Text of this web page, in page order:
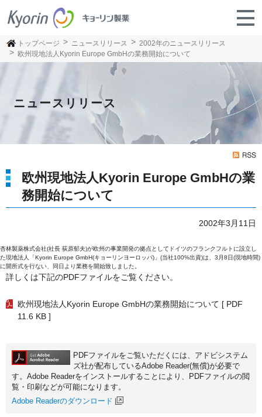
トップページ ニュースリリース
2002年のニュースリリース
欧州現地法人Kyorin Europe GmbHの業務開始について
ニュースリリース
欧州現地法人Kyorin Europe GmbHの業
務開始について
2002年3月11日
杏林製薬株式会社(社長 荻原郁夫)が欧州の事業開発の拠点としてドイツのフランクフルトに設立し
た現地法人「Kyorin Europe GmbH(キョーリンヨーロッパ)」(当社100%出資)は、3月8日(現地時間)
に開所式を行ない、同日より業務を開始致しました。
詳しくは下記のPDFファイルをご覧ください。
欧州現地法人Kyorin Europe GmbHの業務開始について [ PDF
11.6 KB ]
PDFファイルをご覧いただくには、アドビシステム
ズ社が配布しているAdobe Reader(無償)が必要で
す。Adobe Readerをインストールすることにより、PDFファイルの閲
覧・印刷などが可能になります。
Adobe Readerのダウンロード